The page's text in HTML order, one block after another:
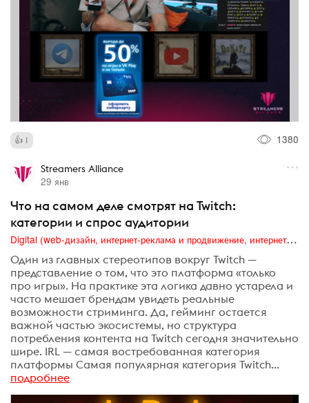
1 1380
Streamers Alliance
29 янв
Что на самом деле смотрят на Twitch:
категории и спрос аудитории
Digital (web-дизайн, интернет-реклама и продвижение, интернет-сообщества и блоги, интернет-коммуникации, мобильный маркетинг, реклама на цифровых экранах)
Один из главных стереотипов вокруг Twitch —
представление о том, что это платформа «только
про игры». На практике эта логика давно устарела и
часто мешает брендам увидеть реальные
возможности стриминга. Да, гейминг остается
важной частью экосистемы, но структура
потребления контента на Twitch сегодня значительно
шире. IRL — самая востребованная категория
платформы Самая популярная категория Twitch...
подробнее